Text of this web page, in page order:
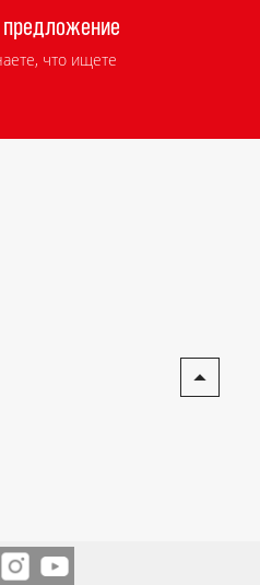
предложение
что ищете